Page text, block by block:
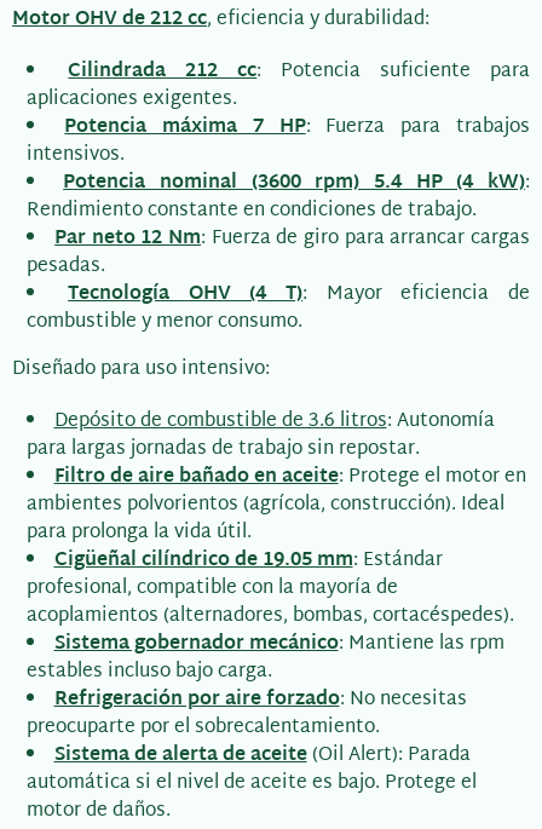
Motor OHV de 212 cc, eficiencia y durabilidad:
Cilindrada 212 cc: Potencia suficiente para
aplicaciones exigentes.
Potencia máxima 7 HP: Fuerza para trabajos
intensivos.
Potencia nominal (3600 rpm) 5.4 HP (4 kW):
Rendimiento constante en condiciones de trabajo.
Par neto 12 Nm: Fuerza de giro para arrancar cargas
pesadas.
Tecnología OHV (4 T): Mayor eficiencia de
combustible y menor consumo.
Diseñado para uso intensivo:
Depósito de combustible de 3.6 litros: Autonomía
para largas jornadas de trabajo sin repostar.
Filtro de aire bañado en aceite: Protege el motor en
ambientes polvorientos (agrícola, construcción). Ideal
para prolonga la vida útil.
Cigüeñal cilíndrico de 19.05 mm: Estándar
profesional, compatible con la mayoría de
acoplamientos (alternadores, bombas, cortacéspedes).
Sistema gobernador mecánico: Mantiene las rpm
estables incluso bajo carga.
Refrigeración por aire forzado: No necesitas
preocuparte por el sobrecalentamiento.
Sistema de alerta de aceite(Oil Alert): Parada
automática si el nivel de aceite es bajo. Protege el
motor de daños.